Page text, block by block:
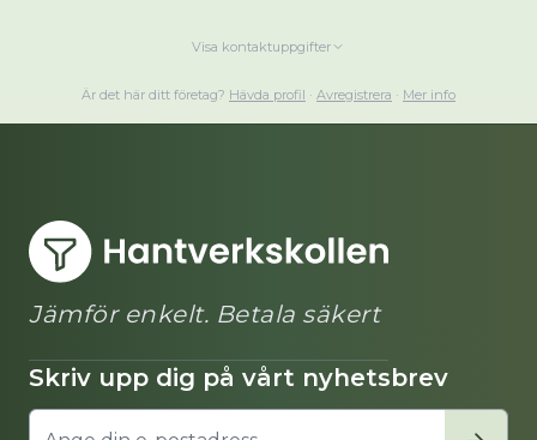
Visa kontaktuppgifter
Är det här ditt företag? Hävda profil · Avregistrera · Mer info
Jämför enkelt. Betala säkert
Skriv upp dig på vårt nyhetsbrev